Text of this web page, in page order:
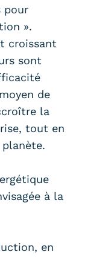
pour
».
croissant
sont
de
la
tout en
à la
en